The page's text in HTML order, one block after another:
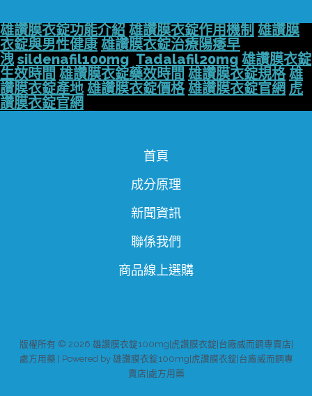
雄讚膜衣錠功能介紹 雄讚膜衣錠作用機制 雄讚膜
衣錠與男性健康 雄讚膜衣錠治療陽痿早
洩 sildenafil100mg Tadalafil20mg 雄讚膜衣錠
生效時間 雄讚膜衣錠藥效時間 雄讚膜衣錠規格 雄
讚膜衣錠產地 雄讚膜衣錠價格 雄讚膜衣錠官網 虎
讚膜衣錠官網
首頁
成分原理
新聞資訊
聯係我們
商品線上選購
版權所有 © 2026 雄讚膜衣錠100mg|虎讚膜衣錠|台廠威而鋼專賣店|
處方用藥 | Powered by 雄讚膜衣錠100mg|虎讚膜衣錠|台廠威而鋼專
賣店|處方用藥